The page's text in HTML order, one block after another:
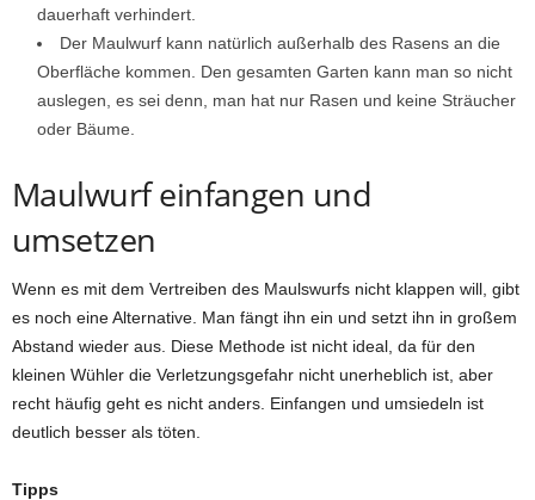
dauerhaft verhindert.
Der Maulwurf kann natürlich außerhalb des Rasens an die
Oberfläche kommen. Den gesamten Garten kann man so nicht
auslegen, es sei denn, man hat nur Rasen und keine Sträucher
oder Bäume.
Maulwurf einfangen und
umsetzen
Wenn es mit dem Vertreiben des Maulswurfs nicht klappen will, gibt
es noch eine Alternative. Man fängt ihn ein und setzt ihn in großem
Abstand wieder aus. Diese Methode ist nicht ideal, da für den
kleinen Wühler die Verletzungsgefahr nicht unerheblich ist, aber
recht häufig geht es nicht anders. Einfangen und umsiedeln ist
deutlich besser als töten.
Tipps